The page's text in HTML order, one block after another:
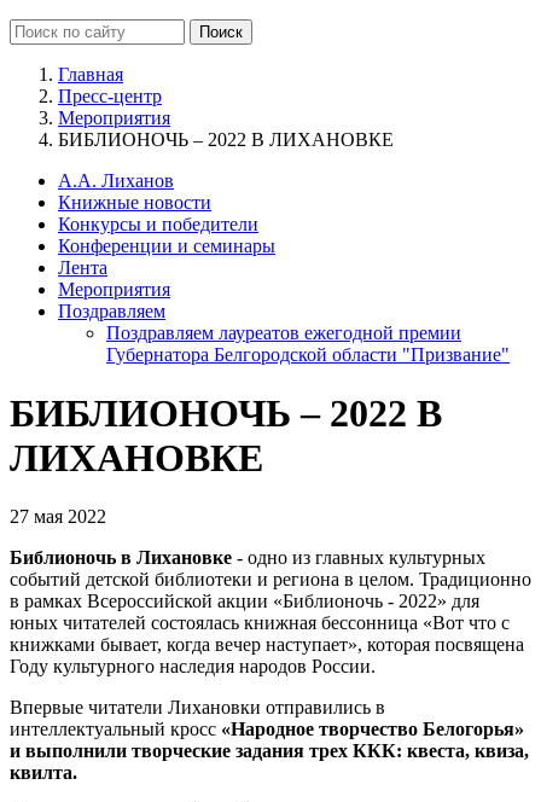
Главная
Пресс-центр
Мероприятия
БИБЛИОНОЧЬ – 2022 В ЛИХАНОВКЕ
А.А. Лиханов
Книжные новости
Конкурсы и победители
Конференции и семинары
Лента
Мероприятия
Поздравляем
Поздравляем лауреатов ежегодной премии
Губернатора Белгородской области "Призвание"
БИБЛИОНОЧЬ – 2022 В
ЛИХАНОВКЕ
27 мая 2022
Библионочь в Лихановке - одно из главных культурных
событий детской библиотеки и региона в целом. Традиционно
в рамках Всероссийской акции «Библионочь - 2022» для
юных читателей состоялась книжная бессонница «Вот что с
книжками бывает, когда вечер наступает», которая посвящена
Году культурного наследия народов России.
Впервые читатели Лихановки отправились в
интеллектуальный кросс «Народное творчество Белогорья»
и выполнили творческие задания трех ККК: квеста, квиза,
квилта.